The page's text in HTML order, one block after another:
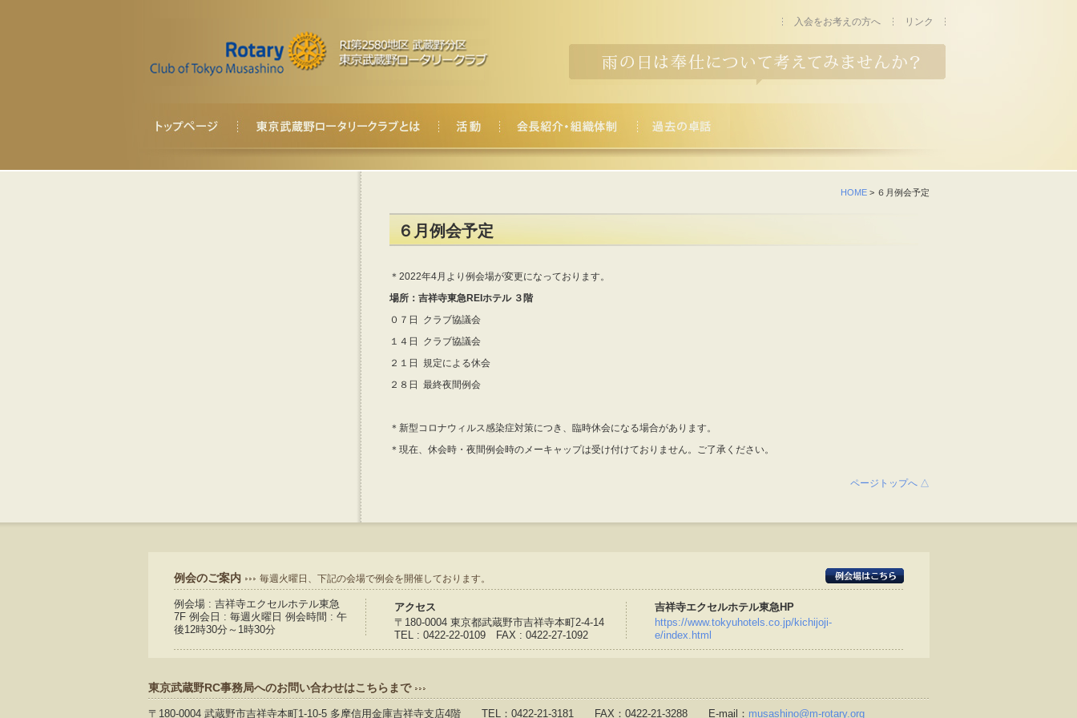
入会をお考えの方へ リンク
HOME> ６月例会予定
６月例会予定
＊2022年4月より例会場が変更になっております。
場所：吉祥寺東急REIホテル ３階
０７日 クラブ協議会
１４日 クラブ協議会
２１日 規定による休会
２８日 最終夜間例会
＊新型コロナウィルス感染症対策につき、臨時休会になる場合があります。
＊現在、休会時・夜間例会時のメーキャップは受け付けておりません。ご了承ください。
ページトップへ △
例会のご案内 毎週火曜日、下記の会場で例会を開催しております。
例会場 : 吉祥寺エクセルホテル東急
7F 例会日 : 毎週火曜日 例会時間 : 午
後12時30分～1時30分
アクセス
〒180-0004 東京都武蔵野市吉祥寺本町2-4-14
TEL : 0422-22-0109 FAX : 0422-27-1092
吉祥寺エクセルホテル東急HP
https://www.tokyuhotels.co.jp/kichijoji-
e/index.html
東京武蔵野RC事務局へのお問い合わせはこちらまで
〒180-0004 武蔵野市吉祥寺本町1-10-5 多摩信用金庫吉祥寺支店4階 TEL：0422-21-3181 FAX：0422-21-3288 E-mail： musashino@m-rotary.org